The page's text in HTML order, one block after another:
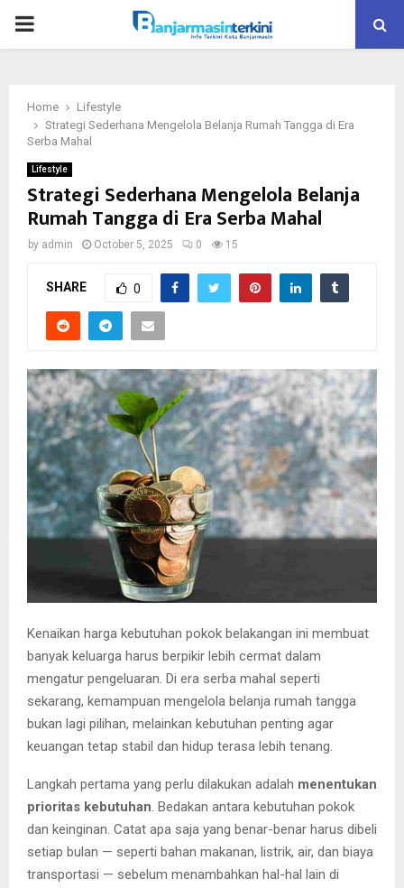
P
M
M
N
U
Home
Lifestyle
Strategi Sederhana Mengelola Belanja Rumah Tangga di Era
Serba Mahal
Lifestyle
Strategi Sederhana Mengelola Belanja
Rumah Tangga di Era Serba Mahal
by admin October 5, 2025 0 15
SHARE 0
Kenaikan harga kebutuhan pokok belakangan ini membuat
banyak keluarga harus berpikir lebih cermat dalam
mengatur pengeluaran. Di era serba mahal seperti
sekarang, kemampuan mengelola belanja rumah tangga
bukan lagi pilihan, melainkan kebutuhan penting agar
keuangan tetap stabil dan hidup terasa lebih tenang.
Langkah pertama yang perlu dilakukan adalah menentukan
prioritas kebutuhan. Bedakan antara kebutuhan pokok
dan keinginan. Catat apa saja yang benar-benar harus dibeli
setiap bulan — seperti bahan makanan, listrik, air, dan biaya
transportasi — sebelum menambahkan hal-hal lain di